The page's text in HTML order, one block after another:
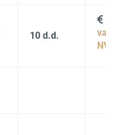
10 d.d.

vai
NVD